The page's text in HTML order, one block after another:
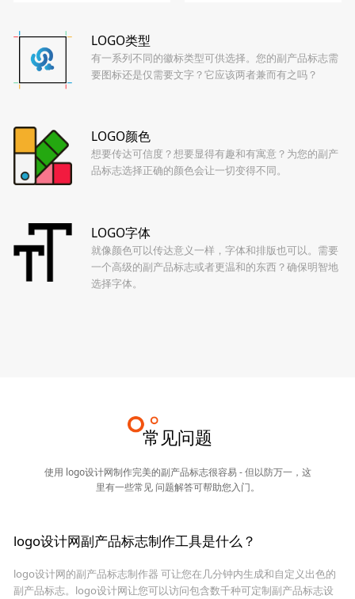
LOGO类型
有一系列不同的徽标类型可供选择。您的副产品标志需
要图标还是仅需要文字？它应该两者兼而有之吗？
LOGO颜色
想要传达可信度？想要显得有趣和有寓意？为您的副产
品标志选择正确的颜色会让一切变得不同。
LOGO字体
就像颜色可以传达意义一样，字体和排版也可以。需要
一个高级的副产品标志或者更温和的东西？确保明智地
选择字体。
常见问题
使用 logo设计网制作完美的副产品标志很容易 - 但以防万一，这
里有一些常见 问题解答可帮助您入门。
logo设计网副产品标志制作工具是什么？
logo设计网的副产品标志制作器 可让您在几分钟内生成和自定义出色的
副产品标志。logo设计网让您可以访问包含数千种可定制副产品标志设